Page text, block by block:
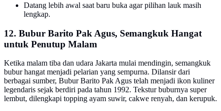
Datang lebih awal saat baru buka agar pilihan lauk masih
lengkap.
12. Bubur Barito Pak Agus, Semangkuk Hangat
untuk Penutup Malam
Ketika malam tiba dan udara Jakarta mulai mendingin, semangkuk
bubur hangat menjadi pelarian yang sempurna. Dilansir dari
berbagai sumber, Bubur Barito Pak Agus telah menjadi ikon kuliner
legendaris sejak berdiri pada tahun 1992. Tekstur buburnya super
lembut, dilengkapi topping ayam suwir, cakwe renyah, dan kerupuk.